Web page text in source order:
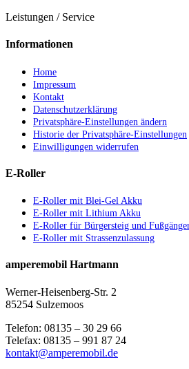
Leistungen / Service
Informationen
Home
Impressum
Kontakt
Datenschutzerklärung
Privatsphäre-Einstellungen ändern
Historie der Privatsphäre-Einstellungen
Einwilligungen widerrufen
E-Roller
E-Roller mit Blei-Gel Akku
E-Roller mit Lithium Akku
E-Roller für Bürgersteig und
E-Roller mit Strassenzulassung
amperemobil Hartmann
Werner-Heisenberg-Str. 2
85254 Sulzemoos
Telefon: 08135 – 30 29 66
Telefax: 08135 – 991 87 24
kontakt@amperemobil.de